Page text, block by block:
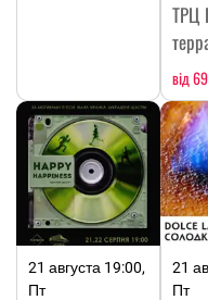
ТРЦ
від
21 августа 19:00,
Пт
21
Пт